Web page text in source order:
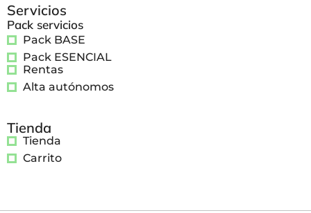
Servicios
Pack servicios
Pack BASE
Pack ESENCIAL
Rentas
Alta autónomos
Tienda
Tienda
Carrito